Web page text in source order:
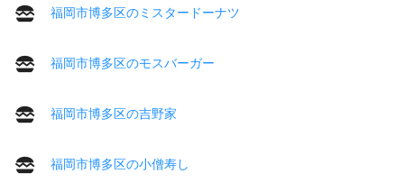
福岡市博多区のミスタードーナツ
福岡市博多区のモスバーガー
福岡市博多区の吉野家
福岡市博多区の小僧寿し